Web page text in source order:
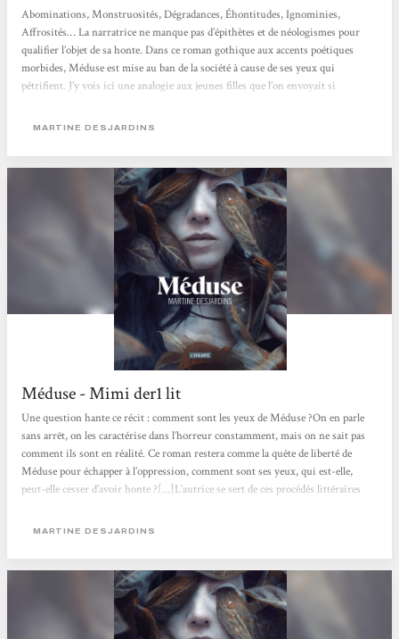
Abominations, Monstruosités, Dégradances, Éhontitudes, Ignominies,
Affrosités… La narratrice ne manque pas d’épithètes et de néologismes pour
qualifier l’objet de sa honte. Dans ce roman gothique aux accents poétiques
morbides, Méduse est mise au ban de la société à cause de ses yeux qui
pétrifient. J’y vois ici une analogie aux jeunes filles que l’on envoyait si
attirait trop les convoitises de ces messieurs, si elle avait commis une faute
MARTINE DESJARDINS
Méduse - Mimi der1 lit
Une question hante ce récit : comment sont les yeux de Méduse ?On en parle
sans arrêt, on les caractérise dans l’horreur constamment, mais on ne sait pas
comment ils sont en réalité. Ce roman restera comme la quête de liberté de
Méduse pour échapper à l’oppression, comment sont ses yeux, qui est-elle,
peut-elle cesser d’avoir honte ?[...]L’autrice se sert de ces procédés littéraires
Si cette existence nous est déjà insupportable, quelle vie est...
MARTINE DESJARDINS